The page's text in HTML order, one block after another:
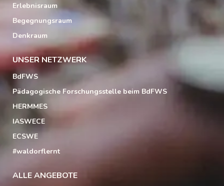
Erlebnisraum
Begegnungsraum
Denkraum
UNSER NETZWERK
BdFWS
Pädagogische Forschungsstelle beim BdFWS
HERMMES
IASWECE
ECSWE
#waldorflernt
ALLE ANGEBOTE